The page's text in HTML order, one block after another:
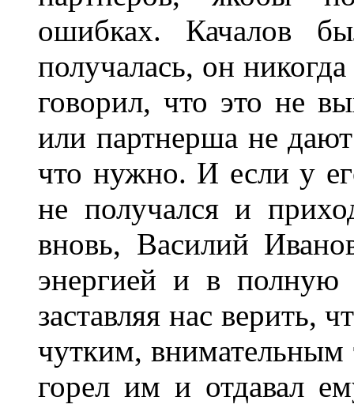
ошибках. Качалов
получалась, он
говорил, что это не
или партнерша не
что нужно. И если у
не получался и
вновь, Василий
энергией и в полную
заставляя нас верить,
чутким,
горел им и отдавал